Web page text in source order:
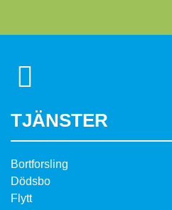
TJÄNSTER
Bortforsling
Dödsbo
Flytt